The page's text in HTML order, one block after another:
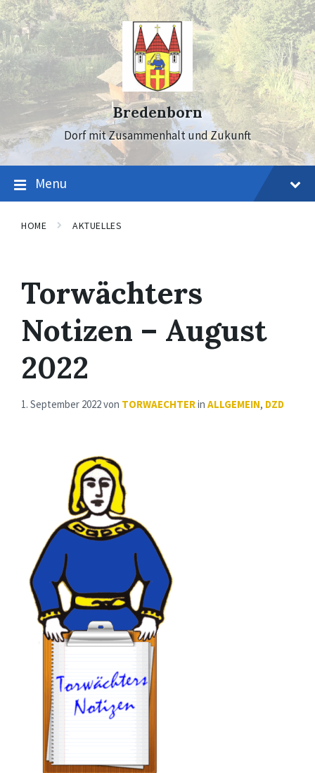
Skip
to
content
Skip
to
main
navigation
Skip
to
footer
Bredenborn
Dorf mit Zusammenhalt und Zukunft
Menu
HOME AKTUELLES
Torwächters
Notizen – August
2022
1. September 2022von TORWAECHTERin ALLGEMEIN, DZD